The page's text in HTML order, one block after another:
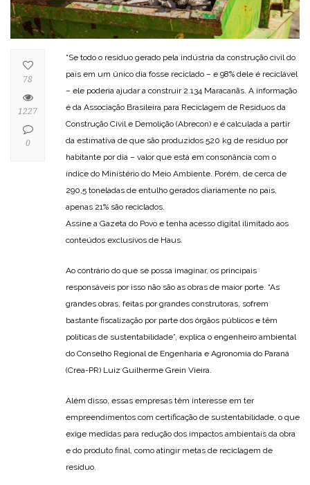
“Se todo o resíduo gerado pela indústria da construção civil do
país em um único dia fosse reciclado – e 98% dele é reciclável
– ele poderia ajudar a construir 2.134 Maracanãs. A informação
é da Associação Brasileira para Reciclagem de Resíduos da
Construção Civil e Demolição (Abrecon) e é calculada a partir
da estimativa de que são produzidos 520 kg de resíduo por
habitante por dia – valor que está em consonância com o
índice do Ministério do Meio Ambiente. Porém, de cerca de
290,5 toneladas de entulho gerados diariamente no país,
apenas 21% são reciclados.
Assine a Gazeta do Povo e tenha acesso digital ilimitado aos
conteúdos exclusivos de Haus.
Ao contrário do que se possa imaginar, os principais
responsáveis por isso não são as obras de maior porte. “As
grandes obras, feitas por grandes construtoras, sofrem
bastante fiscalização por parte dos órgãos públicos e têm
políticas de sustentabilidade”, explica o engenheiro ambiental
do Conselho Regional de Engenharia e Agronomia do Paraná
(Crea-PR) Luiz Guilherme Grein Vieira.
Além disso, essas empresas têm interesse em ter
empreendimentos com certificação de sustentabilidade, o que
exige medidas para redução dos impactos ambientais da obra
e do produto final, como atingir metas de reciclagem de
resíduo.
78
1227
0